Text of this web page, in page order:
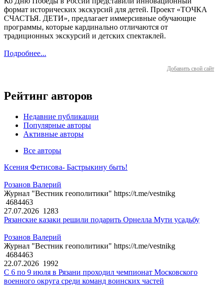
формат исторических экскурсий для детей. Проект «ТОЧКА
СЧАСТЬЯ. ДЕТИ», предлагает иммерсивные обучающие
программы, которые кардинально отличаются от
традиционных экскурсий и детских спектаклей.
Подробнее...
Добавить свой сайт
Рейтинг авторов
Недавние публикации
Популярные авторы
Активные авторы
Все авторы
Ксения Фетисова- Бастрыкину быть!
Розанов Валерий
Журнал "Вестник геополитики" https://t.me/vestnikg
4684463
27.07.2026 1283
Рязанские казаки решили подарить Орнелла Мути усадьбу
Розанов Валерий
Журнал "Вестник геополитики" https://t.me/vestnikg
4684463
22.07.2026 1992
С 6 по 9 июля в Рязани проходил чемпионат Московского
военного округа среди команд воинских частей